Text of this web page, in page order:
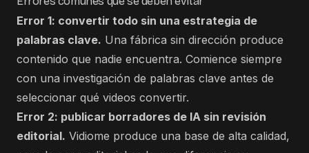
Error 1: convertir todo sin una estrategia de
palabras clave. Una fábrica sin dirección produce
contenido que nadie encuentra. Comience siempre
con una investigación de palabras clave antes de
seleccionar qué videos convertir.
Error 2: publicar borradores de IA sin revisión
editorial. Vidiome produce una base de alta calidad,